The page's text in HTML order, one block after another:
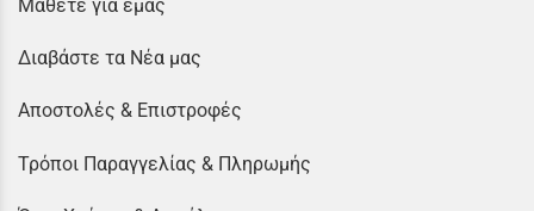
Μάθετε για εμάς
Διαβάστε τα Νέα μας
Αποστολές & Επιστροφές
Τρόποι Παραγγελίας & Πληρωμής